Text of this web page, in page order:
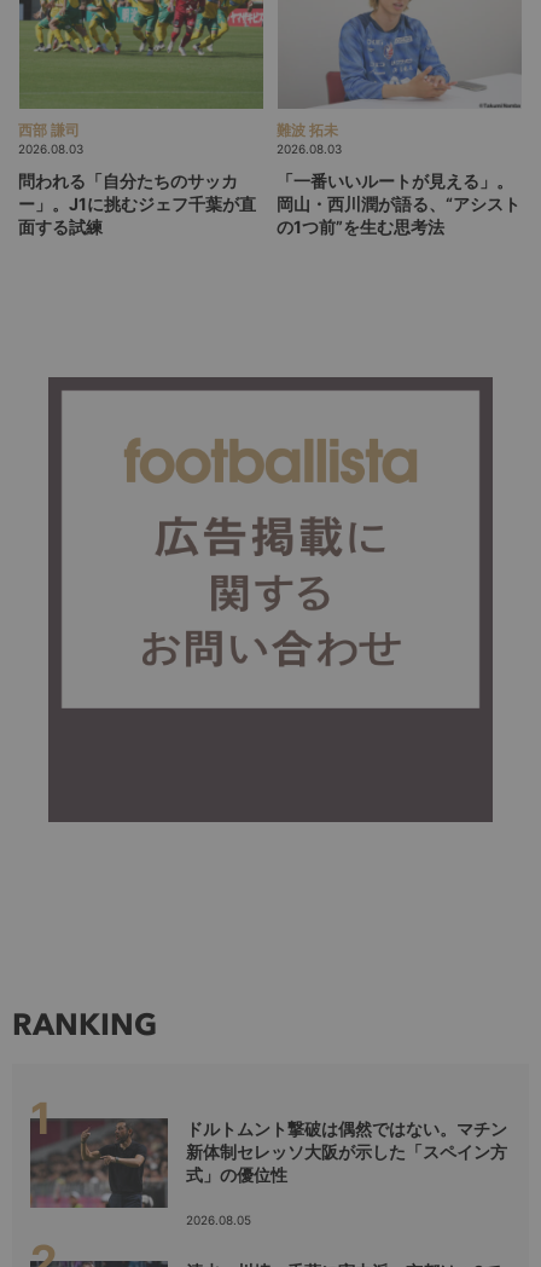
西部 謙司
2026.08.03
問われる「自分たちのサッカ
ー」。J1に挑むジェフ千葉が直
面する試練
難波 拓未
2026.08.03
「一番いいルートが見える」。
岡山・西川潤が語る、“アシスト
の1つ前”を生む思考法
RANKING
ドルトムント撃破は偶然ではない。マチン
新体制セレッソ大阪が示した「スペイン方
式」の優位性
2026.08.05